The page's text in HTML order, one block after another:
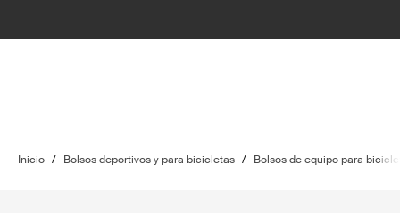
Inicio / Bolsos deportivos y para bicicletas / Bolsos de equipo para